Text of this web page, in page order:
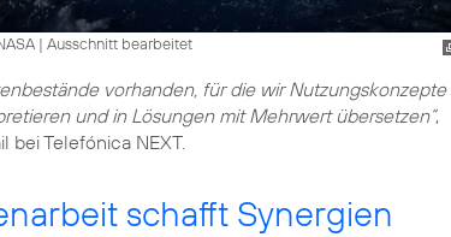
| Ausschnitt bearbeitet
vorhanden, für die wir Nutzungskonzepte
und in Lösungen mit Mehrwert übersetzen“,
bei Telefónica NEXT.
schafft Synergien